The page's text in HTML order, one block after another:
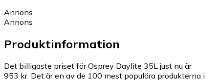
Annons
Annons
Produktinformation
Det billigaste priset för Osprey Daylite 35L just nu är
953 kr. Det är en av de 100 mest populära produkterna i